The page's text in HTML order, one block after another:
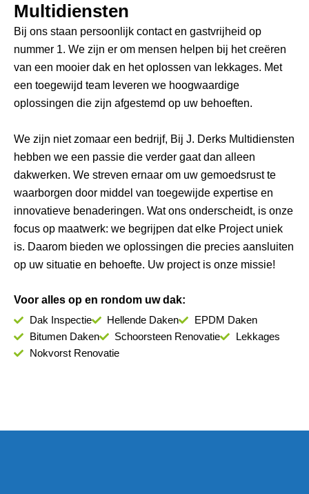
Multidiensten
Bij ons staan persoonlijk contact en gastvrijheid op
nummer 1. We zijn er om mensen helpen bij het creëren
van een mooier dak en het oplossen van lekkages. Met
een toegewijd team leveren we hoogwaardige
oplossingen die zijn afgestemd op uw behoeften.
We zijn niet zomaar een bedrijf, Bij J. Derks Multidiensten
hebben we een passie die verder gaat dan alleen
dakwerken. We streven ernaar om uw gemoedsrust te
waarborgen door middel van toegewijde expertise en
innovatieve benaderingen. Wat ons onderscheidt, is onze
focus op maatwerk: we begrijpen dat elke Project uniek
is. Daarom bieden we oplossingen die precies aansluiten
op uw situatie en behoefte. Uw project is onze missie!
Voor alles op en rondom uw dak:
Dak Inspectie Hellende Daken
EPDM Daken
Bitumen Daken
Schoorsteen Renovatie
Lekkages
Nokvorst Renovatie